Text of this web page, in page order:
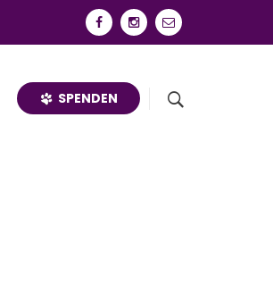
SPENDEN